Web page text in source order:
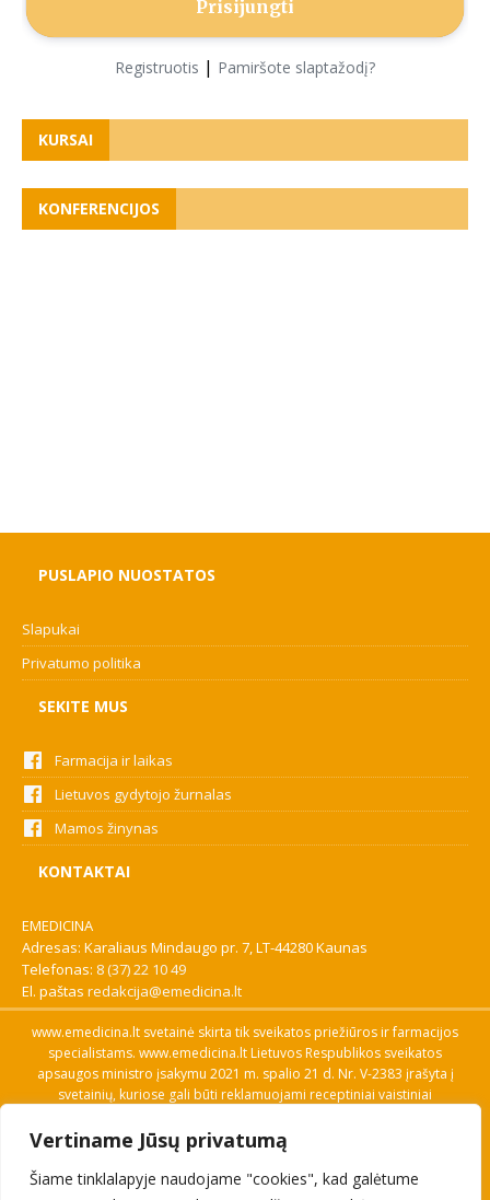
Vertiname Jūsų privatumą
Šiame tinklalapyje naudojame "cookies", kad galėtume
Registruotis | Pamiršote slaptažodį?
KURSAI
KONFERENCIJOS
PUSLAPIO NUOSTATOS
Slapukai
Privatumo politika
SEKITE MUS
Farmacija ir laikas
Lietuvos gydytojo žurnalas
Mamos žinynas
KONTAKTAI
EMEDICINA
Adresas: Karaliaus Mindaugo pr. 7, LT-44280 Kaunas
Telefonas: 8 (37) 22 10 49
El. paštas redakcija@emedicina.lt
www.emedicina.lt svetainė skirta tik sveikatos priežiūros ir farmacijos
specialistams. www.emedicina.lt Lietuvos Respublikos sveikatos
apsaugos ministro įsakymu 2021 m. spalio 21 d. Nr. V-2383 įrašyta į
svetainių, kuriose gali būti reklamuojami receptiniai vaistiniai
savo profesinę kvalifikaciją. Naudingos nuorodos: Vaistų ir medicinos
pagalbos priemonių kainų paieška, VVKT tinklalapis, Sveikatos
priežiūros ar farmacijos specialisto pranešimo apie įtariamą